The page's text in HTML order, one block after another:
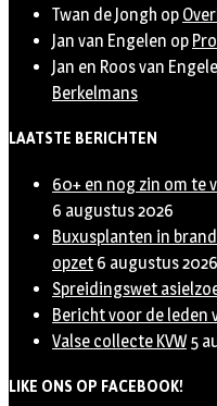
Twan de Jongh op
Jan van Engelen op
Jan en Roos van
Berkelmans
LAATSTE BERICHTEN
60+ en nog zin om te
6 augustus 2026
Buxusplanten in
opzet 6 augustus 2026
Spreidingswet
Bericht voor de leden
Valse collecte KVW 5
LIKE ONS OP FACEBOOK!